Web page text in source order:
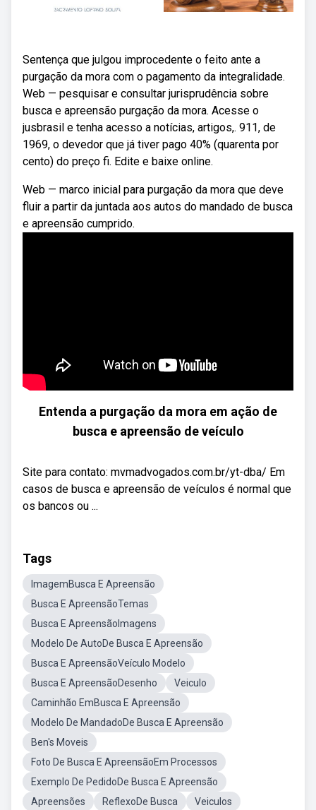
Sentença que julgou improcedente o feito ante a
purgação da mora com o pagamento da integralidade.
Web — pesquisar e consultar jurisprudência sobre
busca e apreensão purgação da mora. Acesse o
jusbrasil e tenha acesso a notícias, artigos,. 911, de
1969, o devedor que já tiver pago 40% (quarenta por
cento) do preço fi. Edite e baixe online.
Web — marco inicial para purgação da mora que deve
fluir a partir da juntada aos autos do mandado de busca
e apreensão cumprido.
Entenda a purgação da mora em ação de
busca e apreensão de veículo
Site para contato: mvmadvogados.com.br/yt-dba/ Em
casos de busca e apreensão de veículos é normal que
os bancos ou ...
Tags
ImagemBusca E Apreensão
Busca E ApreensãoTemas
Busca E ApreensãoImagens
Modelo De AutoDe Busca E Apreensão
Busca E ApreensãoVeículo Modelo
Busca E ApreensãoDesenho
Veiculo
Caminhão EmBusca E Apreensão
Modelo De MandadoDe Busca E Apreensão
Ben's Moveis
Foto De Busca E ApreensãoEm Processos
Exemplo De PedidoDe Busca E Apreensão
Apreensões
ReflexoDe Busca Veiculos